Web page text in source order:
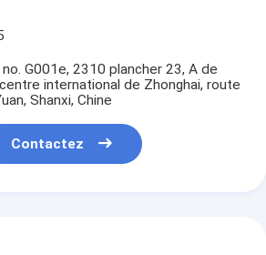
G001e, 2310 plancher 23, A de
international de Zhonghai, route
Shanxi, Chine
Contactez